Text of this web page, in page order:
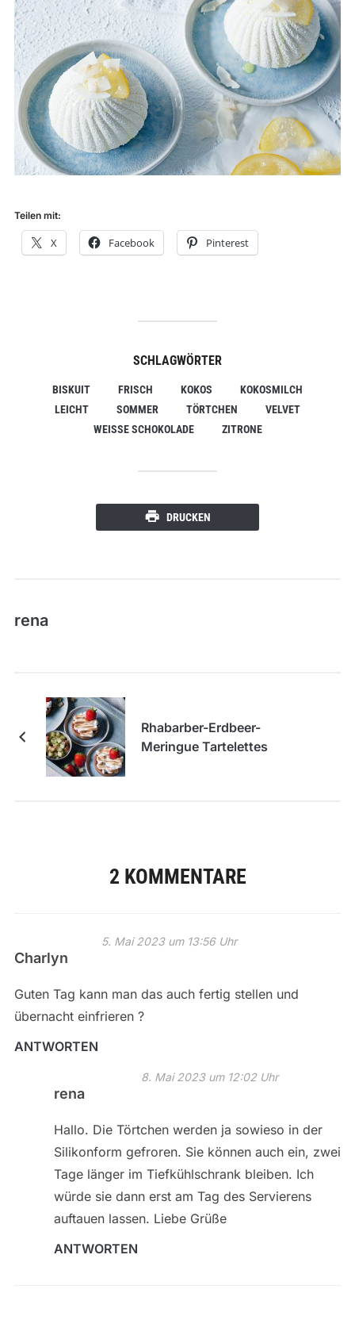
Teilen mit:
X Facebook Pinterest
SCHLAGWÖRTER
BISKUIT FRISCH KOKOS
KOKOSMILCH
LEICHT
SOMMER TÖRTCHEN
VELVET
WEISSE SCHOKOLADE
ZITRONE
DRUCKEN
rena
Rhabarber-Erdbeer-
Meringue Tartelettes
2 KOMMENTARE
Charlyn
5. Mai 2023 um 13:56 Uhr
Guten Tag kann man das auch fertig stellen und
übernacht einfrieren ?
ANTWORTEN
rena
8. Mai 2023 um 12:02 Uhr
Hallo. Die Törtchen werden ja sowieso in der
Silikonform gefroren. Sie können auch ein, zwei
Tage länger im Tiefkühlschrank bleiben. Ich
würde sie dann erst am Tag des Servierens
auftauen lassen. Liebe Grüße
ANTWORTEN